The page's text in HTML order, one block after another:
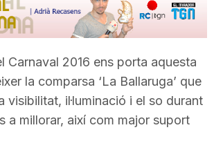
Carnaval 2016 ens porta aquesta
la comparsa ‘La Ballaruga’ que
visibilitat, il·luminació i el so durant
a millorar, així com major suport